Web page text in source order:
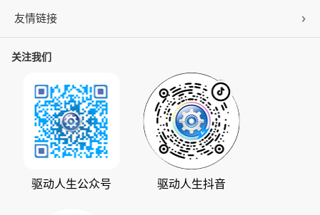
百页窗
数据救星
人生日历
公司概况
公司动态
发展历程
支持中心
版权声明
友情链接
ZOL下载
华军软件园
系统之家
下载之家
驱动大师
关注我们
驱动人生公众号 驱动人生抖音